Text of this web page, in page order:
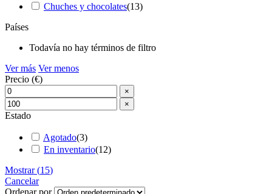
Chuches y chocolates(13)
Países
Todavía no hay términos de filtro
Ver más Ver menos
Precio (€)
×
×
Estado
Agotado(3)
En inventario(12)
Mostrar(15)
Cancelar
Ordenar por